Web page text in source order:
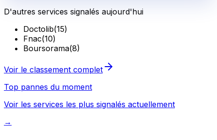
D'autres services signalés aujourd'hui
Doctolib(15)
Fnac(10)
Boursorama(8)
Voir le classement complet
Top pannes du moment
Voir les services les plus signalés actuellement
→